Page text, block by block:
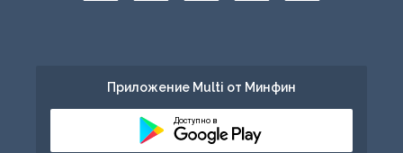
Приложение Multi от Минфин
Доступно в